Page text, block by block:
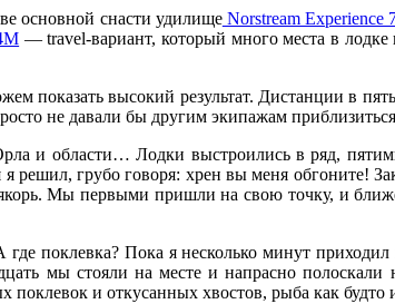
основной снасти удилищеNorstream Experience
— travel-вариант, который много места в лодке
показать высокий результат. Дистанции в
не давали бы другим экипажам
и области… Лодки выстроились в ряд,
грубо говоря: хрен вы меня обгоните!
Мы первыми пришли на свою точку, и
поклевка? Пока я несколько минут
мы стояли на месте и напрасно
и откусанных хвостов, рыба как будто